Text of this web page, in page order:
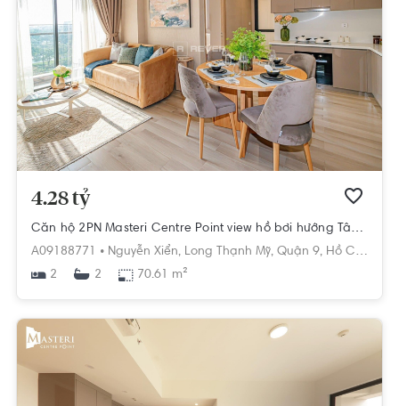
4.28 tỷ
Căn hộ 2PN Masteri Centre Point view hồ bơi hướng Tây Nam, diện tích 70.61m²
A09188771 • Nguyễn Xiển, Long Thạnh Mỹ, Quận 9, Hồ Chí Minh
2
2 70.61 m²